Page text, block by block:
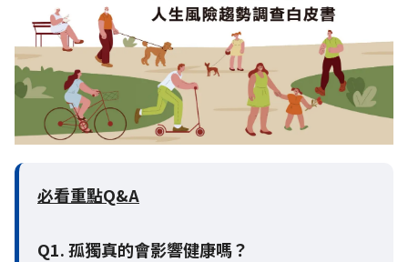
必看重點Q&A
Q1. 孤獨真的會影響健康嗎？